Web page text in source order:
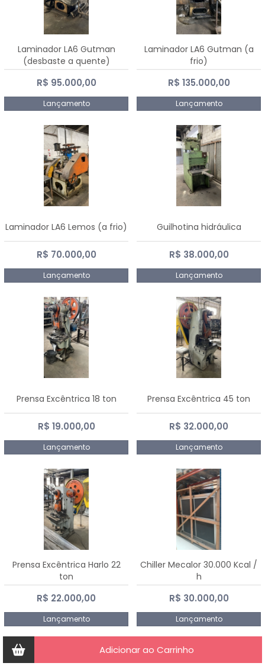
Laminador LA6 Gutman
(desbaste a quente)
R$ 95.000,00
Lançamento
Laminador LA6 Gutman (a
frio)
R$ 135.000,00
Lançamento
Laminador LA6 Lemos (a frio)
R$ 70.000,00
Lançamento
Guilhotina hidráulica
R$ 38.000,00
Lançamento
Prensa Excêntrica 18 ton
R$ 19.000,00
Lançamento
Prensa Excêntrica 45 ton
R$ 32.000,00
Lançamento
Prensa Excêntrica Harlo 22
ton
R$ 22.000,00
Lançamento
Chiller Mecalor 30.000 Kcal /
h
R$ 30.000,00
Lançamento
Adicionar ao Carrinho